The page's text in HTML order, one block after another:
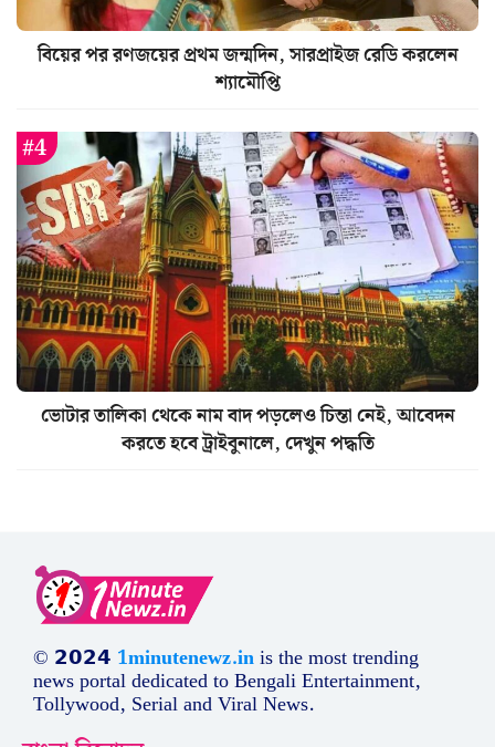
বিয়ের পর রণজয়ের প্রথম জন্মদিন, সারপ্রাইজ রেডি করলেন
শ্যামৌপ্তি
ভোটার তালিকা থেকে নাম বাদ পড়লেও চিন্তা নেই, আবেদন
করতে হবে ট্রাইবুনালে, দেখুন পদ্ধতি
© 𝟮𝟬𝟮𝟰 1minutenewz.inis the most trending
news portal dedicated to Bengali Entertainment,
Tollywood, Serial and Viral News.